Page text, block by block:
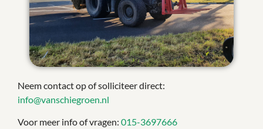
Neem contact op of solliciteer direct:
info@vanschiegroen.nl
Voor meer info of vragen: 015-3697666